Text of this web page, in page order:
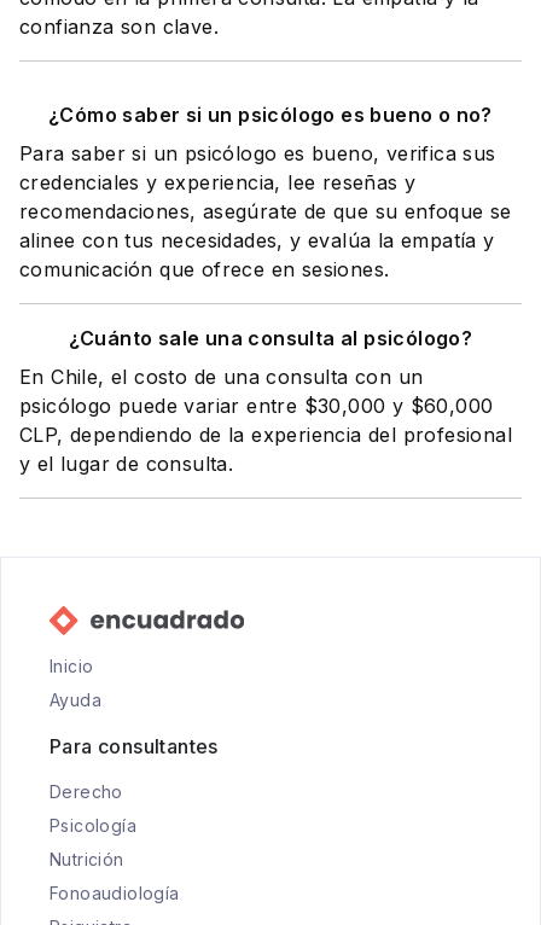
confianza son clave.
¿Cómo saber si un psicólogo es bueno o no?
Para saber si un psicólogo es bueno, verifica sus
credenciales y experiencia, lee reseñas y
recomendaciones, asegúrate de que su enfoque se
alinee con tus necesidades, y evalúa la empatía y
comunicación que ofrece en sesiones.
¿Cuánto sale una consulta al psicólogo?
En Chile, el costo de una consulta con un
psicólogo puede variar entre $30,000 y $60,000
CLP, dependiendo de la experiencia del profesional
y el lugar de consulta.
Inicio
Ayuda
Para consultantes
Derecho
Psicología
Nutrición
Fonoaudiología